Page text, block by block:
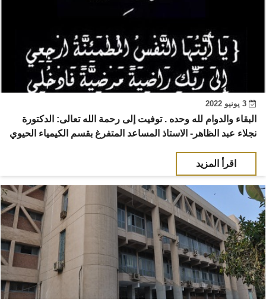
البقاء والدوام لله وحده . توفيت إلى رحمة الله تعالى: الدكتورة
نجلاء عبد الظاهر- الاستاذ المساعد المتفرغ بقسم الكيمياء الحيوي
اقرأ المزيد